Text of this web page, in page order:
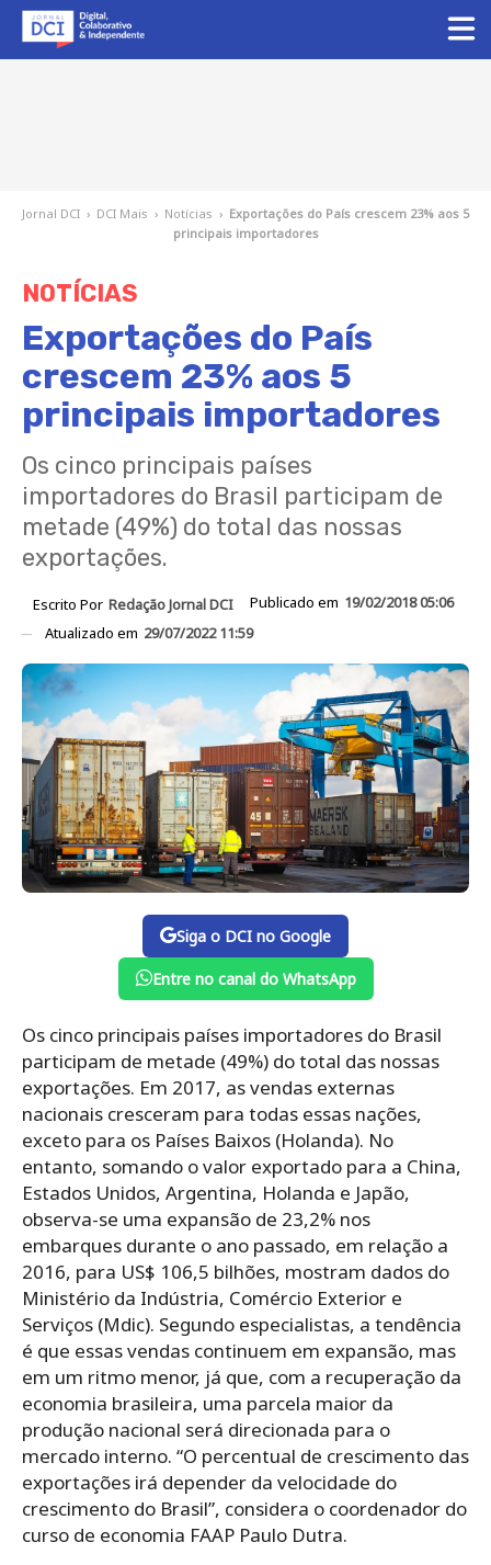
Jornal DCI › DCI Mais › Notícias › Exportações do País crescem 23% aos 5
principais importadores
NOTÍCIAS
Exportações do País
crescem 23% aos 5
principais importadores
Os cinco principais países
importadores do Brasil participam de
metade (49%) do total das nossas
exportações.
Escrito Por Redação Jornal DCI Publicado em 19/02/2018 05:06
Atualizado em 29/07/2022 11:59
Siga o DCI no Google
Entre no canal do WhatsApp
Os cinco principais países importadores do Brasil
participam de metade (49%) do total das nossas
exportações. Em 2017, as vendas externas
nacionais cresceram para todas essas nações,
exceto para os Países Baixos (Holanda). No
entanto, somando o valor exportado para a China,
Estados Unidos, Argentina, Holanda e Japão,
observa-se uma expansão de 23,2% nos
embarques durante o ano passado, em relação a
2016, para US$ 106,5 bilhões, mostram dados do
Ministério da Indústria, Comércio Exterior e
Serviços (Mdic). Segundo especialistas, a tendência
é que essas vendas continuem em expansão, mas
em um ritmo menor, já que, com a recuperação da
economia brasileira, uma parcela maior da
produção nacional será direcionada para o
mercado interno. “O percentual de crescimento das
exportações irá depender da velocidade do
crescimento do Brasil”, considera o coordenador do
curso de economia FAAP Paulo Dutra.